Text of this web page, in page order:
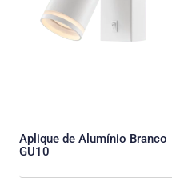
Aplique de Alumínio Branco
GU10